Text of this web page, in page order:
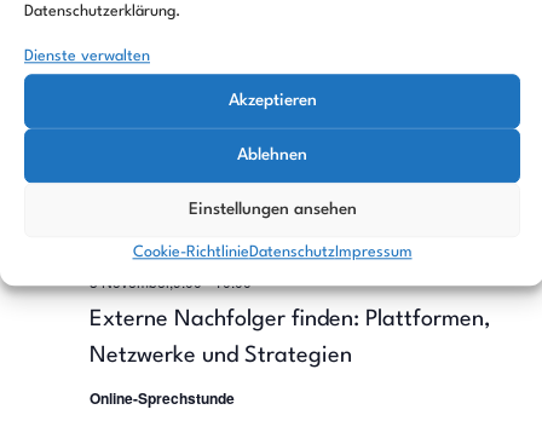
Datenschutzerklärung.
Dienste verwalten
Akzeptieren
Ablehnen
Einstellungen ansehen
Cookie-Richtlinie DatenschutzImpressum
8
deGUT 2026
November 2026
Externe Nachfolger finden: Plattformen,
Netzwerke und Strategien
3 November,9:00-10:00
Online-Sprechstunde